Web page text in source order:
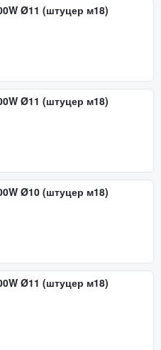
Ø11 (штуцер м18)
Ø11 (штуцер м18)
Ø10 (штуцер м18)
Ø11 (штуцер м18)